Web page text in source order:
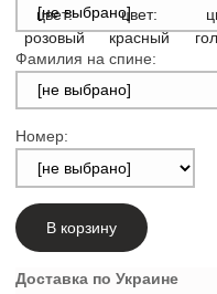
Фамилия на спине:
Номер:
В корзину
Доставка по Украине